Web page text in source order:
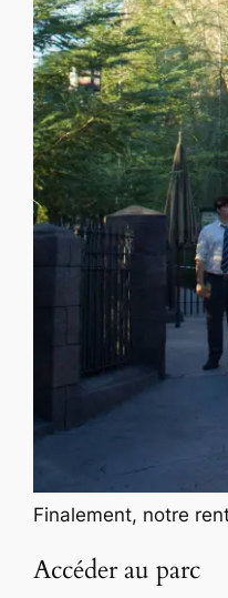
Finalement, notre
Accéder au parc